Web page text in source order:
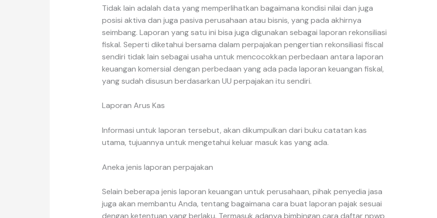
Tidak lain adalah data yang memperlihatkan bagaimana kondisi nilai dan juga
posisi aktiva dan juga pasiva perusahaan atau bisnis, yang pada akhirnya
seimbang. Laporan yang satu ini bisa juga digunakan sebagai laporan rekonsiliasi
fiskal. Seperti diketahui bersama dalam perpajakan pengertian rekonsiliasi fiscal
sendiri tidak lain sebagai usaha untuk mencocokkan perbedaan antara laporan
keuangan komersial dengan perbedaan yang ada pada laporan keuangan fiskal,
yang sudah disusun berdasarkan UU perpajakan itu sendiri.
Laporan Arus Kas
Informasi untuk laporan tersebut, akan dikumpulkan dari buku catatan kas
utama, tujuannya untuk mengetahui keluar masuk kas yang ada.
Aneka jenis laporan perpajakan
Selain beberapa jenis laporan keuangan untuk perusahaan, pihak penyedia jasa
juga akan membantu Anda, tentang bagaimana cara buat laporan pajak sesuai
dengan ketentuan yang berlaku. Termasuk adanya bimbingan cara daftar npwp